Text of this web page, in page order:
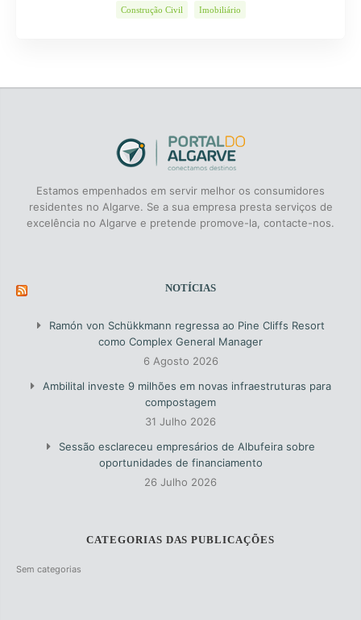
Construção Civil Imobiliário
Estamos empenhados em servir melhor os consumidores
residentes no Algarve. Se a sua empresa presta serviços de
excelência no Algarve e pretende promove-la, contacte-nos.
NOTÍCIAS
Ramón von Schükkmann regressa ao Pine Cliffs Resort
como Complex General Manager
6 Agosto 2026
Ambilital investe 9 milhões em novas infraestruturas para
compostagem
31 Julho 2026
Sessão esclareceu empresários de Albufeira sobre
oportunidades de financiamento
26 Julho 2026
CATEGORIAS DAS PUBLICAÇÕES
Sem categorias